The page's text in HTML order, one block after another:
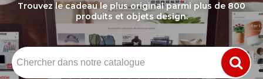
Trouvez le cadeau le plus original parmi plus de 800
produits et objets design.